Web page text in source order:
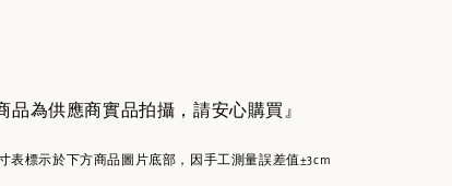
品為供應商實品拍攝，請安心購買』
表標示於下方商品圖片底部，因手工測量誤差值±3cm